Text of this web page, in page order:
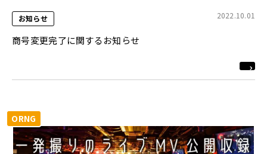
お知らせ 2022.10.01
商号変更完了に関するお知らせ
ORNG